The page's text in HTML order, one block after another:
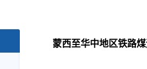
蒙西至华中地区铁路